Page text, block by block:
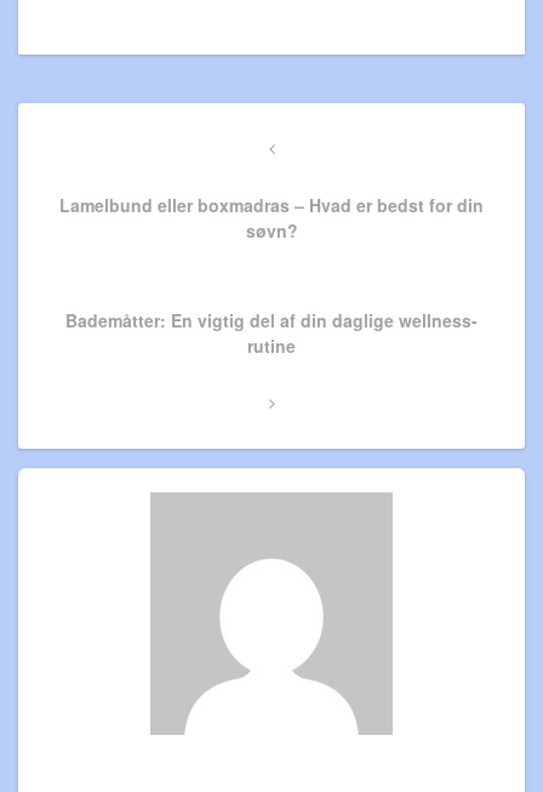
Previous
Lamelbund eller boxmadras – Hvad er bedst for din
søvn?
Next
Bademåtter: En vigtig del af din daglige wellness-
rutine